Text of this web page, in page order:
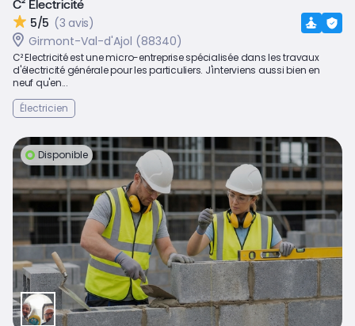
C² Electricité
5/5 (3 avis)
Girmont-Val-d'Ajol (88340)
C² Electricité est une micro-entreprise spécialisée dans les travaux
d'électricité générale pour les particuliers. J'interviens aussi bien en
neuf qu'en...
Électricien
Disponible